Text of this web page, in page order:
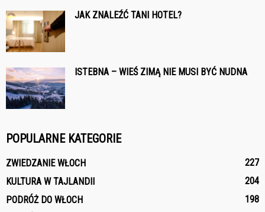
JAK ZNALEŹĆ TANI HOTEL?
ISTEBNA – WIEŚ ZIMĄ NIE MUSI BYĆ NUDNA
POPULARNE KATEGORIE
ZWIEDZANIE WŁOCH
227
KULTURA W TAJLANDII
204
PODRÓŻ DO WŁOCH
198